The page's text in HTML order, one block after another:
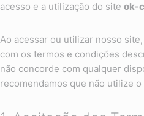
acesso e a utilização do site ok-
Ao acessar ou utilizar nosso
com os termos e condições
não concorde com qualquer
recomendamos que não utilize o